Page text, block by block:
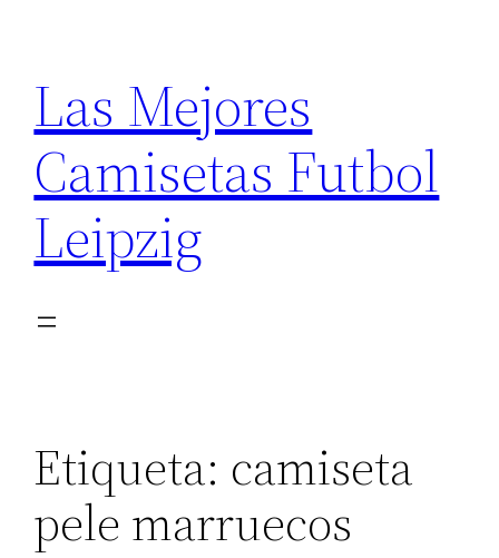
contenido
Las Mejores
Camisetas Futbol
Leipzig
Etiqueta: camiseta
pele marruecos